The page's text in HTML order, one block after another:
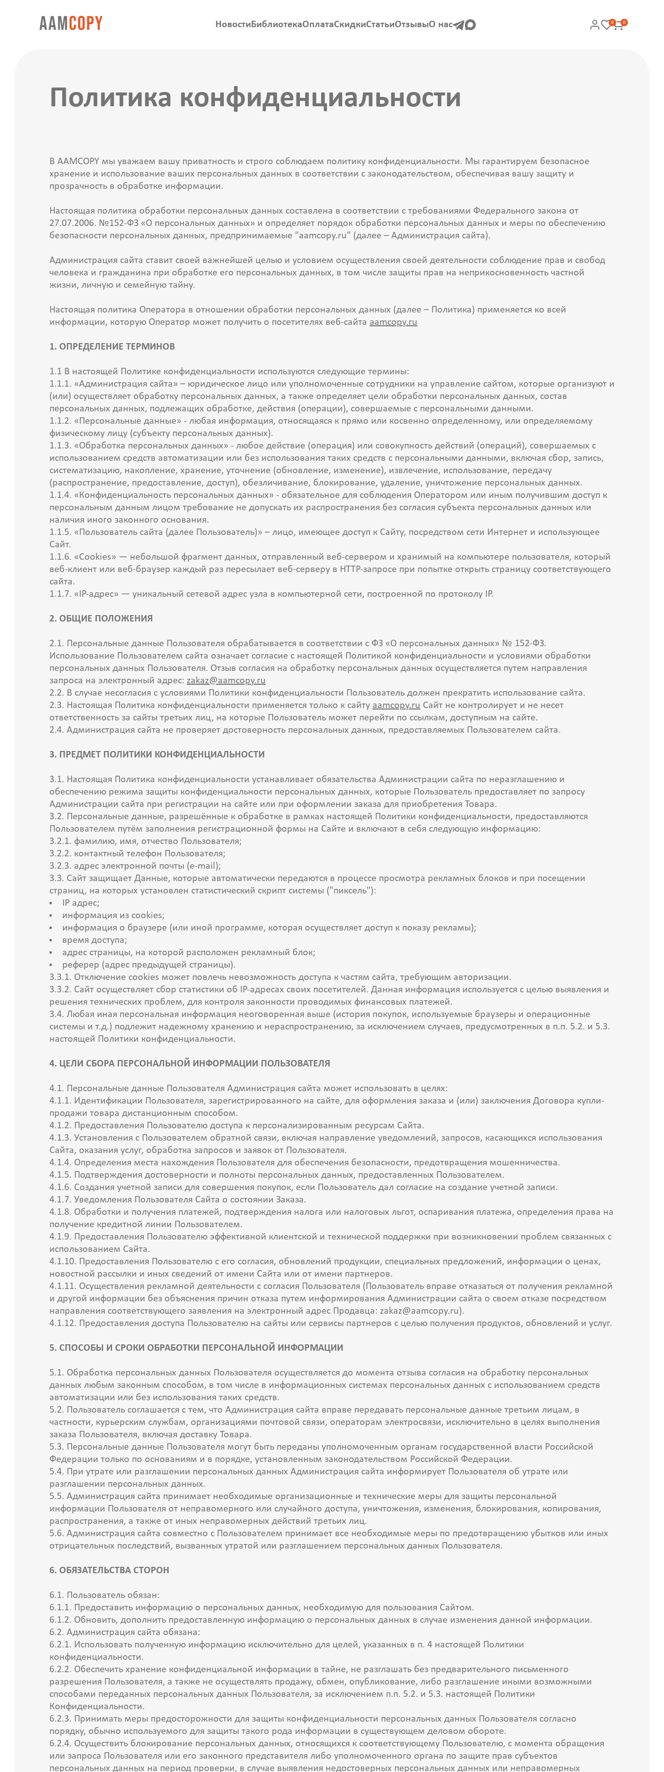
Новости БиблиотекаОплатаСкидкиСтатьиОтзывыО нас 0 0
Политика конфиден­циальности
В AAMCOPY мы уважаем вашу приватность и строго соблюдаем политику конфиденциальности. Мы гарантируем безопасное
хранение и использование ваших персональных данных в соответствии с законодательством, обеспечивая вашу защиту и
прозрачность в обработке информации.
Настоящая политика обработки персональных данных составлена в соответствии с требованиями Федерального закона от
27.07.2006. №152-ФЗ «О персональных данных» и определяет порядок обработки персональных данных и меры по обеспечению
безопасности персональных данных, предпринимаемые "aamcopy.ru" (далее – Администрация сайта).
Администрация сайта ставит своей важнейшей целью и условием осуществления своей деятельности соблюдение прав и свобод
человека и гражданина при обработке его персональных данных, в том числе защиты прав на неприкосновенность частной
жизни, личную и семейную тайну.
Настоящая политика Оператора в отношении обработки персональных данных (далее – Политика) применяется ко всей
информации, которую Оператор может получить о посетителях веб-сайта aamcopy.ru
1. ОПРЕДЕЛЕНИЕ ТЕРМИНОВ
1.1 В настоящей Политике конфиденциальности используются следующие термины:
1.1.1. «Администрация сайта» – юридическое лицо или уполномоченные сотрудники на управление сайтом, которые организуют и
(или) осуществляет обработку персональных данных, а также определяет цели обработки персональных данных, состав
персональных данных, подлежащих обработке, действия (операции), совершаемые с персональными данными.
1.1.2. «Персональные данные» - любая информация, относящаяся к прямо или косвенно определенному, или определяемому
физическому лицу (субъекту персональных данных).
1.1.3. «Обработка персональных данных» - любое действие (операция) или совокупность действий (операций), совершаемых с
использованием средств автоматизации или без использования таких средств с персональными данными, включая сбор, запись,
систематизацию, накопление, хранение, уточнение (обновление, изменение), извлечение, использование, передачу
(распространение, предоставление, доступ), обезличивание, блокирование, удаление, уничтожение персональных данных.
1.1.4. «Конфиденциальность персональных данных» - обязательное для соблюдения Оператором или иным получившим доступ к
персональным данным лицом требование не допускать их распространения без согласия субъекта персональных данных или
наличия иного законного основания.
1.1.5. «Пользователь сайта (далее Пользователь)» – лицо, имеющее доступ к Сайту, посредством сети Интернет и использующее
Сайт.
1.1.6. «Cookies» — небольшой фрагмент данных, отправленный веб-сервером и хранимый на компьютере пользователя, который
веб-клиент или веб-браузер каждый раз пересылает веб-серверу в HTTP-запросе при попытке открыть страницу соответствующего
сайта.
1.1.7. «IP-адрес» — уникальный сетевой адрес узла в компьютерной сети, построенной по протоколу IP.
2. ОБЩИЕ ПОЛОЖЕНИЯ
2.1. Персональные данные Пользователя обрабатывается в соответствии с ФЗ «О персональных данных» № 152-ФЗ.
Использование Пользователем сайта означает согласие с настоящей Политикой конфиденциальности и условиями обработки
персональных данных Пользователя. Отзыв согласия на обработку персональных данных осуществляется путем направления
запроса на электронный адрес: zakaz@aamcopy.ru
2.2. В случае несогласия с условиями Политики конфиденциальности Пользователь должен прекратить использование сайта.
2.3. Настоящая Политика конфиденциальности применяется только к сайту aamcopy.ru Сайт не контролирует и не несет
ответственность за сайты третьих лиц, на которые Пользователь может перейти по ссылкам, доступным на сайте.
2.4. Администрация сайта не проверяет достоверность персональных данных, предоставляемых Пользователем сайта.
3. ПРЕДМЕТ ПОЛИТИКИ КОНФИДЕНЦИАЛЬНОСТИ
3.1. Настоящая Политика конфиденциальности устанавливает обязательства Администрации сайта по неразглашению и
обеспечению режима защиты конфиденциальности персональных данных, которые Пользователь предоставляет по запросу
Администрации сайта при регистрации на сайте или при оформлении заказа для приобретения Товара.
3.2. Персональные данные, разрешённые к обработке в рамках настоящей Политики конфиденциальности, предоставляются
Пользователем путём заполнения регистрационной формы на Сайте и включают в себя следующую информацию:
3.2.1. фамилию, имя, отчество Пользователя;
3.2.2. контактный телефон Пользователя;
3.2.3. адрес электронной почты (e-mail);
3.3. Сайт защищает Данные, которые автоматически передаются в процессе просмотра рекламных блоков и при посещении
страниц, на которых установлен статистический скрипт системы ("пиксель"):
IP адрес;
информация из cookies;
информация о браузере (или иной программе, которая осуществляет доступ к показу рекламы);
время доступа;
адрес страницы, на которой расположен рекламный блок;
реферер (адрес предыдущей страницы).
3.3.1. Отключение cookies может повлечь невозможность доступа к частям сайта, требующим авторизации.
3.3.2. Сайт осуществляет сбор статистики об IP-адресах своих посетителей. Данная информация используется с целью выявления и
решения технических проблем, для контроля законности проводимых финансовых платежей.
3.4. Любая иная персональная информация неоговоренная выше (история покупок, используемые браузеры и операционные
системы и т.д.) подлежит надежному хранению и нераспространению, за исключением случаев, предусмотренных в п.п. 5.2. и 5.3.
настоящей Политики конфиденциальности.
4. ЦЕЛИ СБОРА ПЕРСОНАЛЬНОЙ ИНФОРМАЦИИ ПОЛЬЗОВАТЕЛЯ
4.1. Персональные данные Пользователя Администрация сайта может использовать в целях:
4.1.1. Идентификации Пользователя, зарегистрированного на сайте, для оформления заказа и (или) заключения Договора купли-
продажи товара дистанционным способом.
4.1.2. Предоставления Пользователю доступа к персонализированным ресурсам Сайта.
4.1.3. Установления с Пользователем обратной связи, включая направление уведомлений, запросов, касающихся использования
Сайта, оказания услуг, обработка запросов и заявок от Пользователя.
4.1.4. Определения места нахождения Пользователя для обеспечения безопасности, предотвращения мошенничества.
4.1.5. Подтверждения достоверности и полноты персональных данных, предоставленных Пользователем.
4.1.6. Создания учетной записи для совершения покупок, если Пользователь дал согласие на создание учетной записи.
4.1.7. Уведомления Пользователя Сайта о состоянии Заказа.
4.1.8. Обработки и получения платежей, подтверждения налога или налоговых льгот, оспаривания платежа, определения права на
получение кредитной линии Пользователем.
4.1.9. Предоставления Пользователю эффективной клиентской и технической поддержки при возникновении проблем связанных с
использованием Сайта.
4.1.10. Предоставления Пользователю с его согласия, обновлений продукции, специальных предложений, информации о ценах,
новостной рассылки и иных сведений от имени Сайта или от имени партнеров.
4.1.11. Осуществления рекламной деятельности с согласия Пользователя (Пользователь вправе отказаться от получения рекламной
и другой информации без объяснения причин отказа путем информирования Администрации сайта о своем отказе посредством
направления соответствующего заявления на электронный адрес Продавца: zakaz@aamcopy.ru).
4.1.12. Предоставления доступа Пользователю на сайты или сервисы партнеров с целью получения продуктов, обновлений и услуг.
5. СПОСОБЫ И СРОКИ ОБРАБОТКИ ПЕРСОНАЛЬНОЙ ИНФОРМАЦИИ
5.1. Обработка персональных данных Пользователя осуществляется до момента отзыва согласия на обработку персональных
данных любым законным способом, в том числе в информационных системах персональных данных с использованием средств
автоматизации или без использования таких средств.
5.2. Пользователь соглашается с тем, что Администрация сайта вправе передавать персональные данные третьим лицам, в
частности, курьерским службам, организациями почтовой связи, операторам электросвязи, исключительно в целях выполнения
заказа Пользователя, включая доставку Товара.
5.3. Персональные данные Пользователя могут быть переданы уполномоченным органам государственной власти Российской
Федерации только по основаниям и в порядке, установленным законодательством Российской Федерации.
5.4. При утрате или разглашении персональных данных Администрация сайта информирует Пользователя об утрате или
разглашении персональных данных.
5.5. Администрация сайта принимает необходимые организационные и технические меры для защиты персональной
информации Пользователя от неправомерного или случайного доступа, уничтожения, изменения, блокирования, копирования,
распространения, а также от иных неправомерных действий третьих лиц.
5.6. Администрация сайта совместно с Пользователем принимает все необходимые меры по предотвращению убытков или иных
отрицательных последствий, вызванных утратой или разглашением персональных данных Пользователя.
6. ОБЯЗАТЕЛЬСТВА СТОРОН
6.1. Пользователь обязан:
6.1.1. Предоставить информацию о персональных данных, необходимую для пользования Сайтом.
6.1.2. Обновить, дополнить предоставленную информацию о персональных данных в случае изменения данной информации.
6.2. Администрация сайта обязана:
6.2.1. Использовать полученную информацию исключительно для целей, указанных в п. 4 настоящей Политики
конфиденциальности.
6.2.2. Обеспечить хранение конфиденциальной информации в тайне, не разглашать без предварительного письменного
разрешения Пользователя, а также не осуществлять продажу, обмен, опубликование, либо разглашение иными возможными
способами переданных персональных данных Пользователя, за исключением п.п. 5.2. и 5.3. настоящей Политики
Конфиденциальности.
6.2.3. Принимать меры предосторожности для защиты конфиденциальности персональных данных Пользователя согласно
порядку, обычно используемого для защиты такого рода информации в существующем деловом обороте.
6.2.4. Осуществить блокирование персональных данных, относящихся к соответствующему Пользователю, с момента обращения
или запроса Пользователя или его законного представителя либо уполномоченного органа по защите прав субъектов
персональных данных на период проверки, в случае выявления недостоверных персональных данных или неправомерных